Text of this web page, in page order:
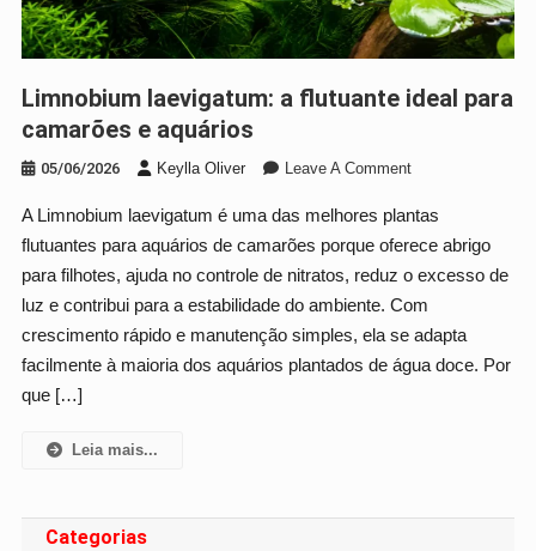
Limnobium laevigatum: a flutuante ideal para
camarões e aquários
05/06/2026 Keylla Oliver Leave A CommentOn
Laevigatum:
A
Flutuante
Ideal
Para
Camarões
E
A Limnobium laevigatum é uma das melhores plantas
flutuantes para aquários de camarões porque oferece abrigo
para filhotes, ajuda no controle de nitratos, reduz o excesso de
luz e contribui para a estabilidade do ambiente. Com
crescimento rápido e manutenção simples, ela se adapta
facilmente à maioria dos aquários plantados de água doce. Por
que […]
Leia mais...
Categorias